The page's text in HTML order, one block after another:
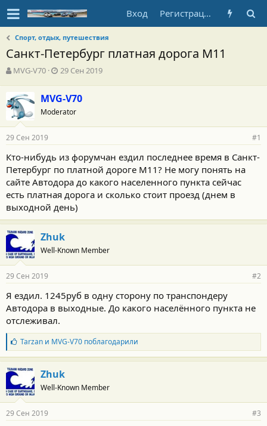
Вход Регистрация
Спорт, отдых, путешествия
Санкт-Петербург платная дорога М11
А
о
р
т
е
м
ы
MVG-V70
Д
а
н
а
л
а
29 Сен 2019
MVG-V70
Moderator
29 Сен 2019 #1
Кто-нибудь из форумчан ездил последнее время в Санкт-
Петербург по платной дороге М11? Не могу понять на
сайте Автодора до какого населенного пункта сейчас
есть платная дорога и сколько стоит проезд (днем в
выходной день)
Zhuk
Well-Known Member
29 Сен 2019 #2
Я ездил. 1245руб в одну сторону по транспондеру
Автодора в выходные. До какого населённого пункта не
отслеживал.
Б
л
а
г
д
а
н
Tarzanи MVG-V70поблагодарили
Zhuk
Well-Known Member
29 Сен 2019 #3